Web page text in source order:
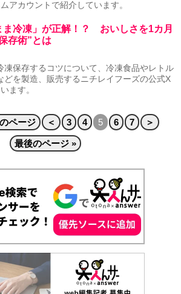
アカウントで紹介しています。
ま冷凍」が正解！？ おいしさを1カ月
存術”とは
凍保存するコツについて、冷凍食品やレトル
どを製造、販売するニチレイフーズの公式X
ます。
ページ ＜ 3 4 5 6 7 ＞
最後のページ »